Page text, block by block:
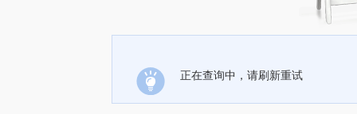
正在查询中，请刷新重试